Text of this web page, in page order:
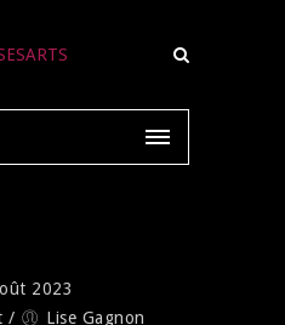
2023
/ Lise Gagnon